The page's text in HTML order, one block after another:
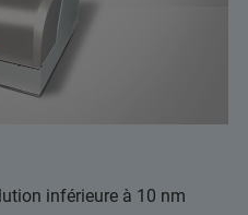
inférieure à 10 nm